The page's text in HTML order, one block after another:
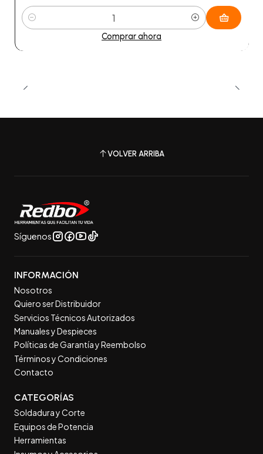
Cantidad
Comprar ahora
VOLVER ARRIBA
Síguenos
INFORMACIÓN
Nosotros
Quiero ser Distribuidor
Servicios Técnicos Autorizados
Manuales y Despieces
Políticas de Garantía y Reembolso
Términos y Condiciones
Contacto
CATEGORÍAS
Soldadura y Corte
Equipos de Potencia
Herramientas